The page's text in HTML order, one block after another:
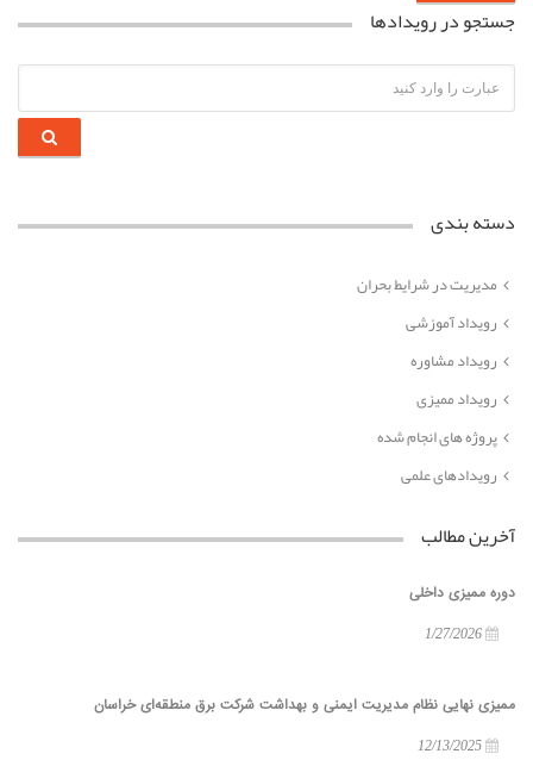
جستجو در رویدادها
دسته بندی
مدیریت در شرایط بحران
رویداد آموزشی
رویداد مشاوره
رویداد ممیزی
پروژه های انجام شده
رویدادهای علمی
آخرین مطالب
دوره ممیزی داخلی
ممیزی نهایی نظام مدیریت ایمنی و بهداشت شرکت برق منطقه‌ای خراسان